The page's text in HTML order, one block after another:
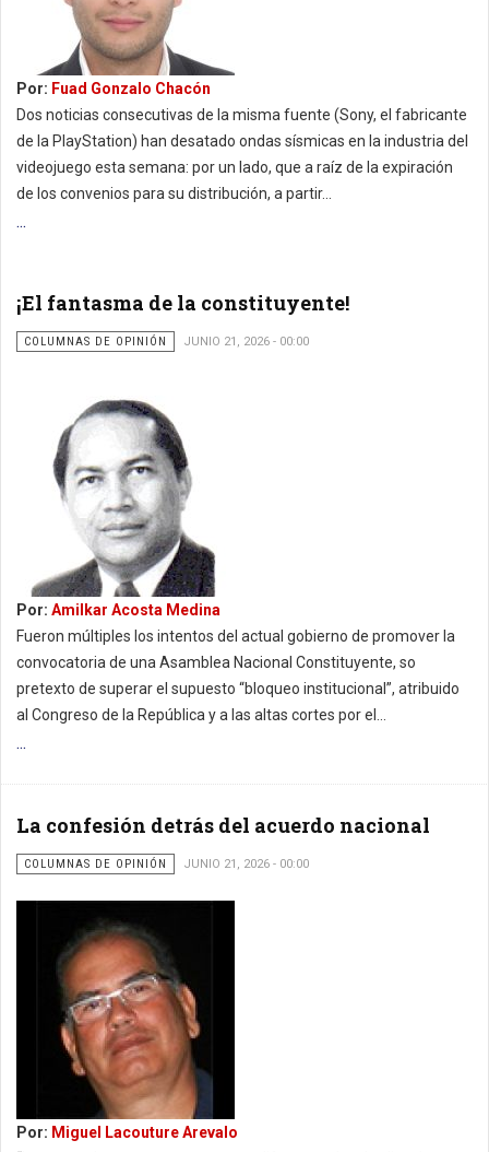
Por: Fuad Gonzalo Chacón
Dos noticias consecutivas de la misma fuente (Sony, el fabricante
de la PlayStation) han desatado ondas sísmicas en la industria del
videojuego esta semana: por un lado, que a raíz de la expiración
de los convenios para su distribución, a partir...
...
¡El fantasma de la constituyente!
COLUMNAS DE OPINIÓN JUNIO 21, 2026 - 00:00
Por: Amilkar Acosta Medina
Fueron múltiples los intentos del actual gobierno de promover la
convocatoria de una Asamblea Nacional Constituyente, so
pretexto de superar el supuesto “bloqueo institucional”, atribuido
al Congreso de la República y a las altas cortes por el...
...
La confesión detrás del acuerdo nacional
COLUMNAS DE OPINIÓN JUNIO 21, 2026 - 00:00
Por: Miguel Lacouture Arevalo